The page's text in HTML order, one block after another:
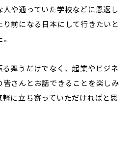
や通っていた学校などに恩返し
前になる日本にして行きたいと
舞うだけでなく、起業やビジネ
皆さんとお話できることを楽しみ
に立ち寄っていただければと思